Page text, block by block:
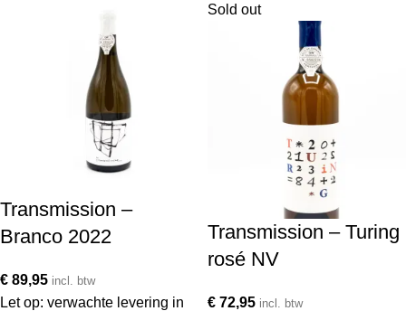
Transmission –
Branco 2022
€ 89,95 incl. btw
Let op: verwachte levering in
Sold out
Transmission – Turing
rosé NV
€ 72,95 incl. btw